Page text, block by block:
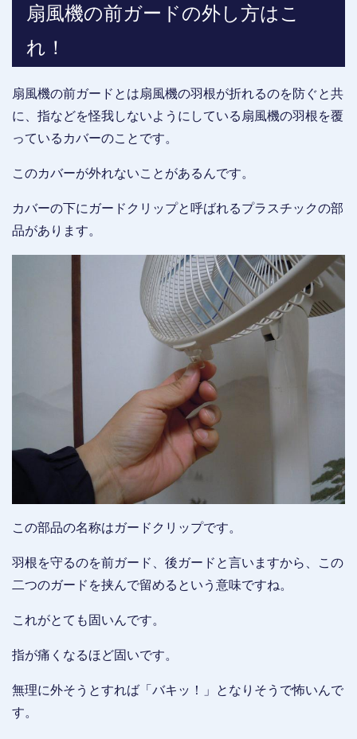
扇風機の前ガードの外し方はこ
れ！
扇風機の前ガードとは扇風機の羽根が折れるのを防ぐと共
に、指などを怪我しないようにしている扇風機の羽根を覆
っているカバーのことです。
このカバーが外れないことがあるんです。
カバーの下にガードクリップと呼ばれるプラスチックの部
品があります。
この部品の名称はガードクリップです。
羽根を守るのを前ガード、後ガードと言いますから、この
二つのガードを挟んで留めるという意味ですね。
これがとても固いんです。
指が痛くなるほど固いです。
無理に外そうとすれば「バキッ！」となりそうで怖いんで
す。